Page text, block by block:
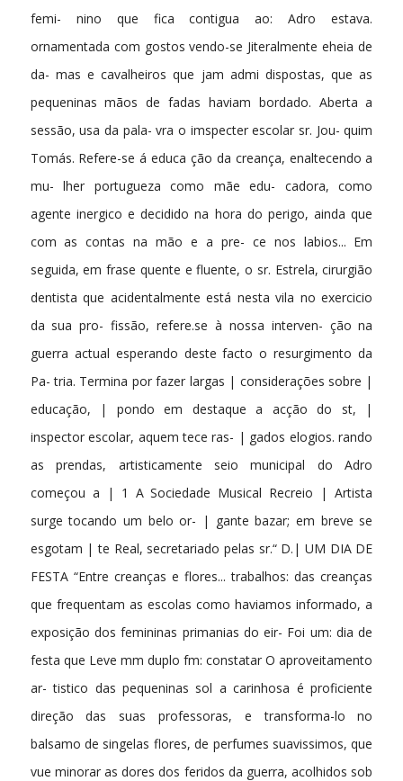
femi- nino que fica contigua ao: Adro estava.
ornamentada com gostos vendo-se Jiteralmente eheia de
da- mas e cavalheiros que jam admi dispostas, que as
pequeninas mãos de fadas haviam bordado. Aberta a
sessão, usa da pala- vra o imspecter escolar sr. Jou- quim
Tomás. Refere-se á educa ção da creança, enaltecendo a
mu- lher portugueza como mãe edu- cadora, como
agente inergico e decidido na hora do perigo, ainda que
com as contas na mão e a pre- ce nos labios... Em
seguida, em frase quente e fluente, o sr. Estrela, cirurgião
dentista que acidentalmente está nesta vila no exercicio
da sua pro- fissão, refere.se à nossa interven- ção na
guerra actual esperando deste facto o resurgimento da
Pa- tria. Termina por fazer largas | considerações sobre |
educação, | pondo em destaque a acção do st, |
inspector escolar, aquem tece ras- | gados elogios. rando
as prendas, artisticamente seio municipal do Adro
começou a | 1 A Sociedade Musical Recreio | Artista
surge tocando um belo or- | gante bazar; em breve se
esgotam | te Real, secretariado pelas sr.“ D.| UM DIA DE
FESTA “Entre creanças e flores... trabalhos: das creanças
que frequentam as escolas como haviamos informado, a
exposição dos femininas primanias do eir- Foi um: dia de
festa que Leve mm duplo fm: constatar O aproveitamento
ar- tistico das pequeninas sol a carinhosa é proficiente
direção das suas professoras, e transforma-lo no
balsamo de singelas flores, de perfumes suavissimos, que
vue minorar as dores dos feridos da guerra, acolhidos sob